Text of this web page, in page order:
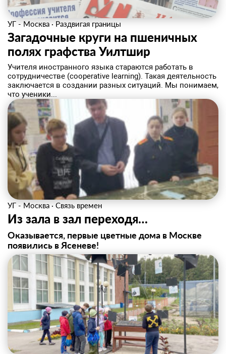
УГ - Москва · Раздвигая границы
Загадочные круги на пшеничных
полях графства Уилтшир
Учителя иностранного языка стараются работать в
сотрудничестве (cooperative learning). Такая деятельность
заключается в создании разных ситуаций. Мы понимаем,
что ученики...
УГ - Москва · Связь времен
Из зала в зал переходя…
Оказывается, первые цветные дома в Москве
появились в Ясеневе!